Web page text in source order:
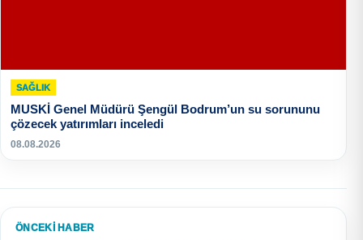
SAĞLIK
MUSKİ Genel Müdürü Şengül Bodrum’un su sorununu
çözecek yatırımları inceledi
08.08.2026
ÖNCEKI HABER